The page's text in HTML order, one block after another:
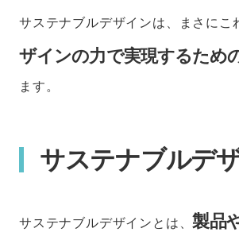
サステナブルデザインは、まさにこ
ザインの力で実現するため
ます。
サステナブルデ
サステナブルデザインとは、製品